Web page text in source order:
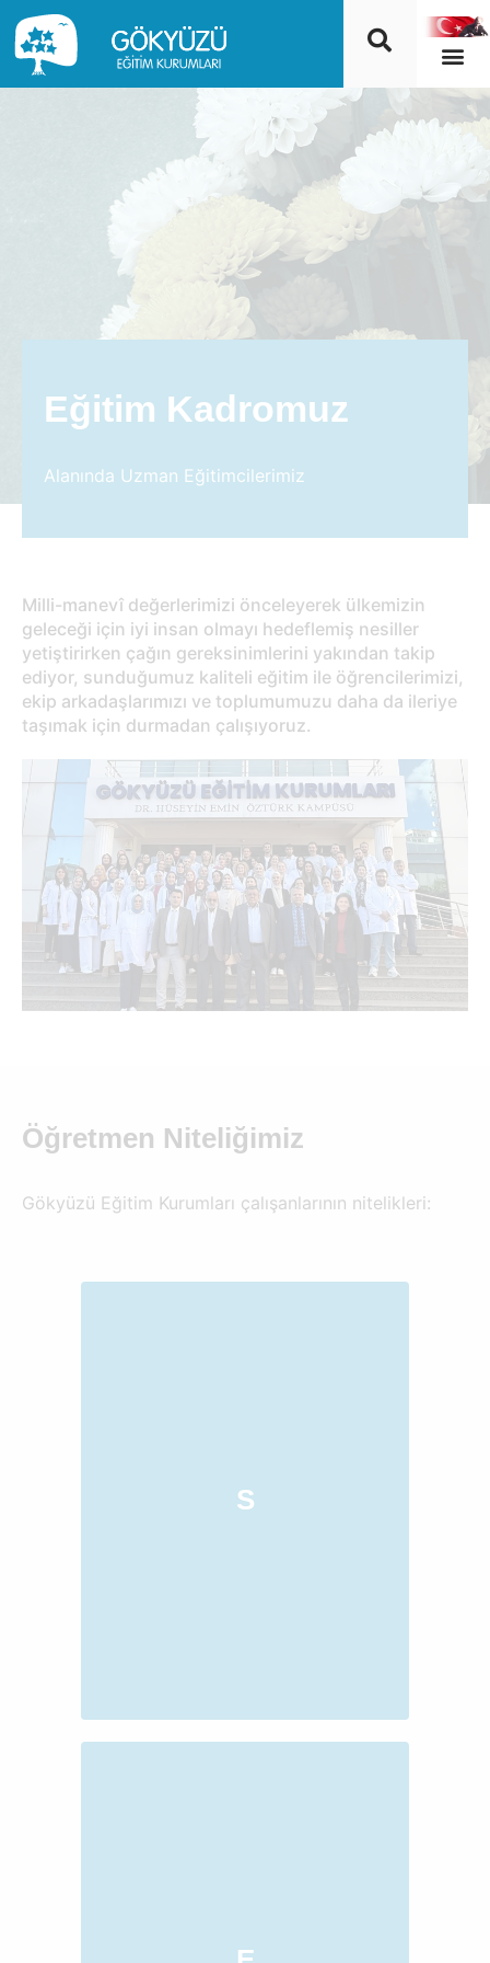
Eğitim Kadromuz
Alanında Uzman Eğitimcilerimiz
Milli-manevî değerlerimizi önceleyerek ülkemizin
geleceği için iyi insan olmayı hedeflemiş nesiller
yetiştirirken çağın gereksinimlerini yakından takip
ediyor, sunduğumuz kaliteli eğitim ile öğrencilerimizi,
ekip arkadaşlarımızı ve toplumumuzu daha da ileriye
taşımak için durmadan çalışıyoruz.
Öğretmen Niteliğimiz
Gökyüzü Eğitim Kurumları çalışanlarının nitelikleri:
S
Sevecen